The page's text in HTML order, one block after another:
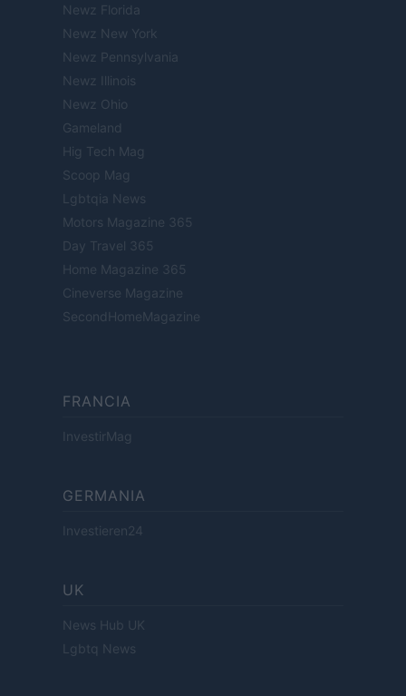
Newz Florida
Newz New York
Newz Pennsylvania
Newz Illinois
Newz Ohio
Gameland
Hig Tech Mag
Scoop Mag
Lgbtqia News
Motors Magazine 365
Day Travel 365
Home Magazine 365
Cineverse Magazine
SecondHomeMagazine
FRANCIA
InvestirMag
GERMANIA
Investieren24
UK
News Hub UK
Lgbtq News